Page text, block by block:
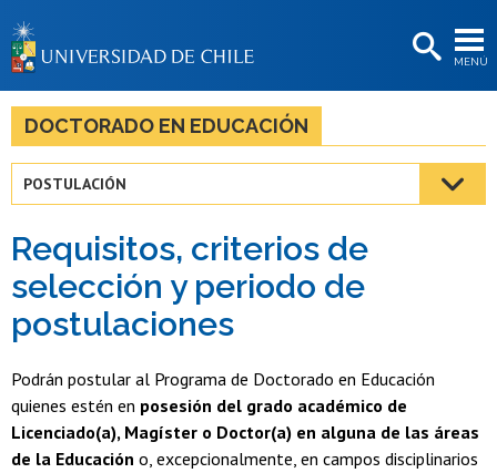
MENÚ
BIBLIOTECAS
LA UNIVERSIDAD
Estudiantes
Académicas/os
Funcionarias/os
Egresadas/os
DOCTORADO EN EDUCACIÓN
POSTULACIÓN
Requisitos, criterios de
selección y periodo de
postulaciones
Podrán postular al Programa de Doctorado en Educación
quienes estén en posesión del grado académico de
Licenciado(a), Magíster o Doctor(a) en alguna de las áreas
de la Educación o, excepcionalmente, en campos disciplinarios